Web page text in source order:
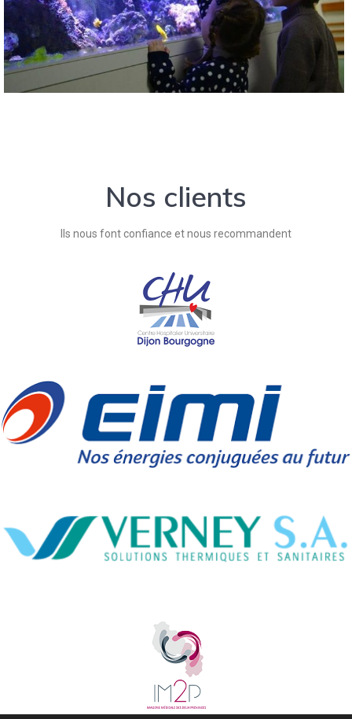
Nos clients
Ils nous font confiance et nous recommandent